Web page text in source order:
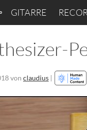
GITARRE
von claudius |